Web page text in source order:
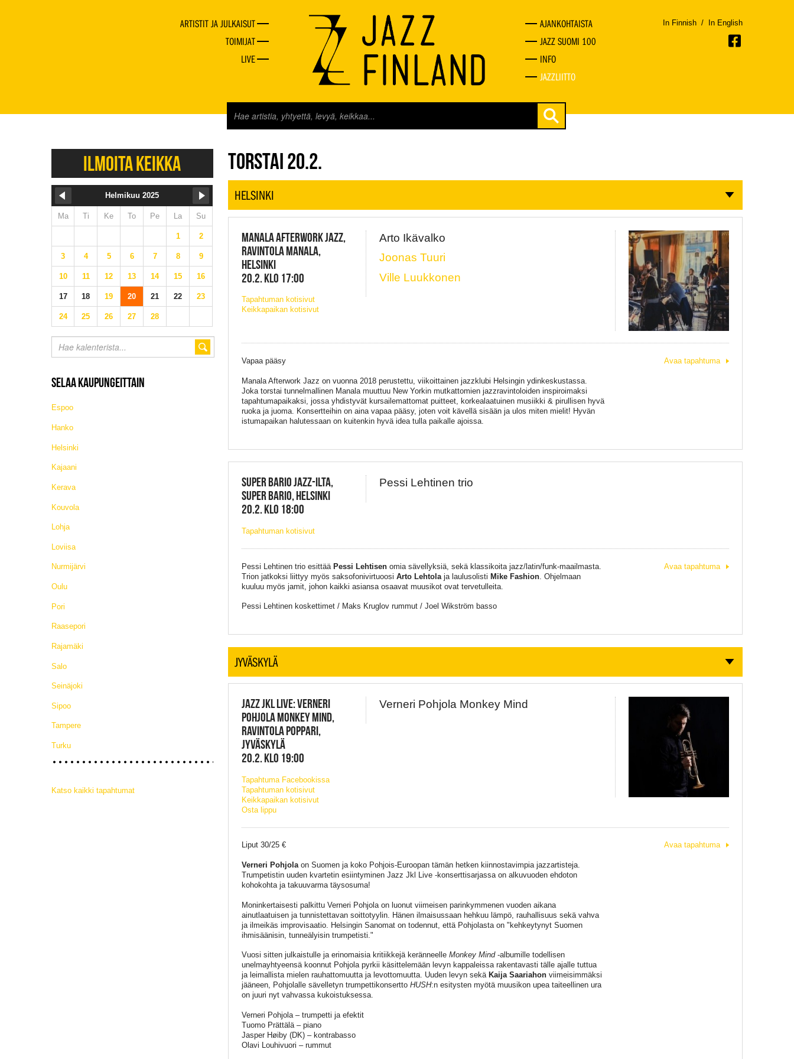
ARTISTIT JA JULKAISUT
TOIMIJAT
LIVE
AJANKOHTAISTA
JAZZ SUOMI 100
INFO
JAZZLIITTO
In Finnish / In English
ILMOITA KEIKKA
Helmikuu 2025
Ma Ti Ke To Pe La Su
1 2
3 4 5 6 7 8 9
10 11 12 13 14 15 16
17 18 19 20 21 22 23
24 25 26 27 28
SELAA KAUPUNGEITTAIN
Espoo
Hanko
Helsinki
Kajaani
Kerava
Kouvola
Lohja
Loviisa
Nurmijärvi
Oulu
Pori
Raasepori
Rajamäki
Salo
Seinäjoki
Sipoo
Tampere
Turku
Katso kaikki tapahtumat
JAZZ FINLAND LIVE
TORSTAI 20.2.
HELSINKI
MANALA AFTERWORK JAZZ,
RAVINTOLA MANALA,
HELSINKI
20.2. KLO 17:00
Tapahtuman kotisivut
Keikkapaikan kotisivut
Arto Ikävalko
Joonas Tuuri
Ville Luukkonen
Vapaa pääsy
Manala Afterwork Jazz on vuonna 2018 perustettu, viikoittainen jazzklubi Helsingin ydinkeskustassa.
Joka torstai tunnelmallinen Manala muuttuu New Yorkin mutkattomien jazzravintoloiden inspiroimaksi
tapahtumapaikaksi, jossa yhdistyvät kursailemattomat puitteet, korkealaatuinen musiikki & pirullisen hyvä
ruoka ja juoma. Konsertteihin on aina vapaa pääsy, joten voit kävellä sisään ja ulos miten mielit! Hyvän
istumapaikan halutessaan on kuitenkin hyvä idea tulla paikalle ajoissa.
Avaa tapahtuma
SUPER BARIO JAZZ-ILTA,
SUPER BARIO, HELSINKI
20.2. KLO 18:00
Tapahtuman kotisivut
Pessi Lehtinen trio
Pessi Lehtinen trio esittää Pessi Lehtisenomia sävellyksiä, sekä klassikoita jazz/latin/funk-maailmasta.
Trion jatkoksi liittyy myös saksofonivirtuoosi Arto Lehtolaja laulusolisti Mike Fashion. Ohjelmaan
kuuluu myös jamit, johon kaikki asiansa osaavat muusikot ovat tervetulleita.
Pessi Lehtinen koskettimet / Maks Kruglov rummut / Joel Wikström basso
Avaa tapahtuma
JYVÄSKYLÄ
JAZZ JKL LIVE: VERNERI
POHJOLA MONKEY MIND,
RAVINTOLA POPPARI,
JYVÄSKYLÄ
20.2. KLO 19:00
Tapahtuma Facebookissa
Tapahtuman kotisivut
Keikkapaikan kotisivut
Osta lippu
Verneri Pohjola Monkey Mind
Liput 30/25 €
Verneri Pohjolaon Suomen ja koko Pohjois-Euroopan tämän hetken kiinnostavimpia jazzartisteja.
Trumpetistin uuden kvartetin esiintyminen Jazz Jkl Live -konserttisarjassa on alkuvuoden ehdoton
kohokohta ja takuuvarma täysosuma!
Moninkertaisesti palkittu Verneri Pohjola on luonut viimeisen parinkymmenen vuoden aikana
ainutlaatuisen ja tunnistettavan soittotyylin. Hänen ilmaisussaan hehkuu lämpö, rauhallisuus sekä vahva
ja ilmeikäs improvisaatio. Helsingin Sanomat on todennut, että Pohjolasta on "kehkeytynyt Suomen
ihmisäänisin, tunneälyisin trumpetisti."
Vuosi sitten julkaistulle ja erinomaisia kritiikkejä keränneelle Monkey Mind-albumille todellisen
unelmayhtyeensä koonnut Pohjola pyrkii käsittelemään levyn kappaleissa rakentavasti tälle ajalle tuttua
ja leimallista mielen rauhattomuutta ja levottomuutta. Uuden levyn sekä Kaija Saariahonviimeisimmäksi
jääneen, Pohjolalle sävelletyn trumpettikonsertto HUSH:n esitysten myötä muusikon upea taiteellinen ura
on juuri nyt vahvassa kukoistuksessa.
Verneri Pohjola – trumpetti ja efektit
Tuomo Prättälä – piano
Jasper Høiby (DK) – kontrabasso
Olavi Louhivuori – rummut
Avaa tapahtuma